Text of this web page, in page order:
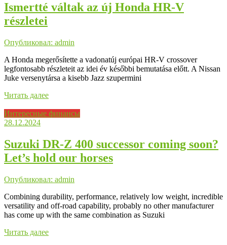
Ismertté váltak az új Honda HR-V
részletei
Опубликовал: admin
A Honda megerősítette a vadonatúj európai HR-V crossover
legfontosabb részleteit az idei év későbbi bemutatása előtt. A Nissan
Juke versenytársa a kisebb Jazz szupermini
Читать далее
Интересные финансы
28.12.2024
Suzuki DR-Z 400 successor coming soon?
Let’s hold our horses
Опубликовал: admin
Combining durability, performance, relatively low weight, incredible
versatility and off-road capability, probably no other manufacturer
has come up with the same combination as Suzuki
Читать далее